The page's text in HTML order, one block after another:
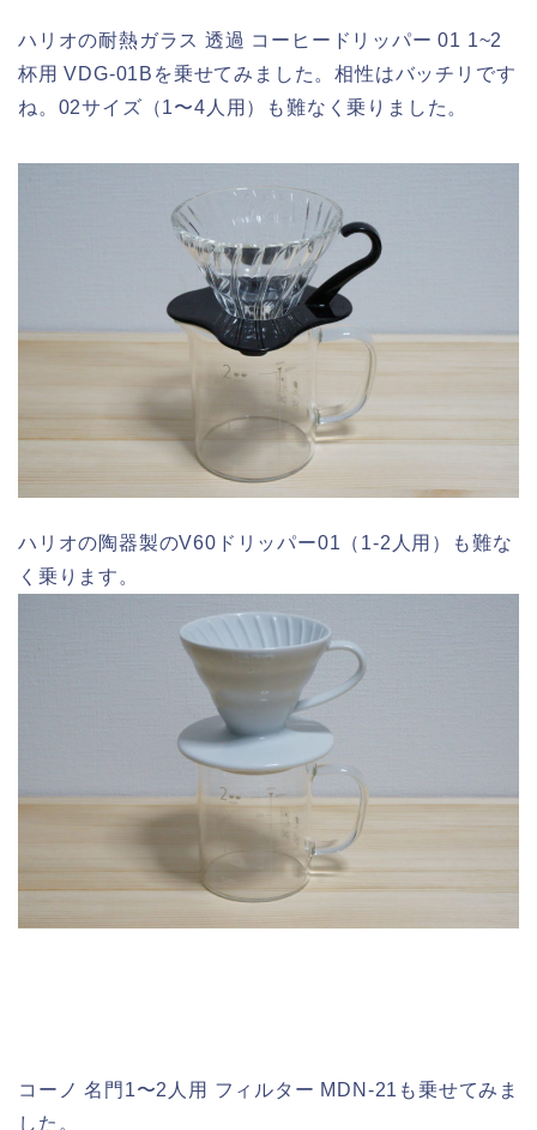
ハリオの耐熱ガラス 透過 コーヒードリッパー 01 1~2
杯用 VDG-01Bを乗せてみました。相性はバッチリです
ね。02サイズ（1〜4人用）も難なく乗りました。
ハリオの陶器製のV60ドリッパー01（1-2人用）も難な
く乗ります。
コーノ 名門1〜2人用 フィルター MDN-21 も乗せてみま
した。